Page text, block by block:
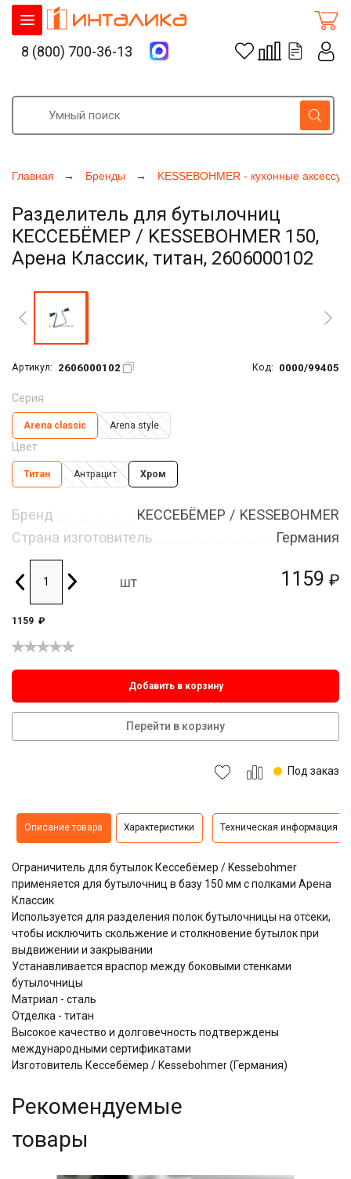
Главная Бренды KESSEBOHMER - кухонные
Разделитель для бутылочниц
КЕССЕБЁМЕР / KESSEBOHMER 150,
Арена Классик, титан, 2606000102
Артикул: 2606000102 Код: 0000/99405
1159 ₽
Серия
Arena classic Arena style
Цвет
Титан Антрацит Хром
Бренд
КЕССЕБЁМЕР / KESSEBOHMER
Страна изготовитель
Германия
шт
1159 ₽
Добавить в корзину
Перейти в корзину
Под заказ
Описание товара Характеристики Техническая информация
Ограничитель для бутылок Кессебёмер / Kessebohmer
применяется для бутылочниц в базу 150 мм с полками Арена
Классик
Используется для разделения полок бутылочницы на отсеки,
чтобы исключить скольжение и столкновение бутылок при
выдвижении и закрывании
Устанавливается враспор между боковыми стенками
бутылочницы
Матриал - сталь
Отделка - титан
Высокое качество и долговечность подтверждены
международными сертификатами
Изготовитель Кессебёмер / Kessebohmer (Германия)
Рекомендуемые
товары
8 (800) 700-36-13